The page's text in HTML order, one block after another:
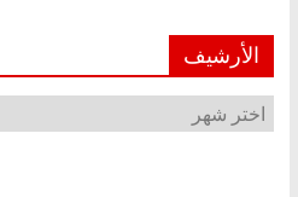
الأرشيف
الأرشيف